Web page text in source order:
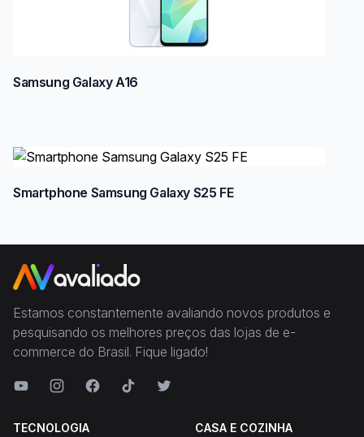
Samsung Galaxy A16
Smartphone Samsung Galaxy S25 FE
Estamos constantemente avaliando novos produtos e
pesquisando os melhores preços das lojas de e-
commerce do Brasil. Fique ligado!
TECNOLOGIA CASA E COZINHA